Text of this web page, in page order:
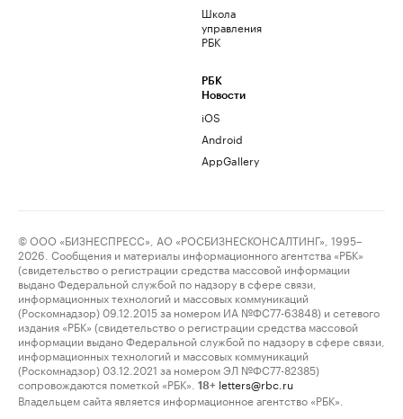
Школа
управления
РБК
РБК
Новости
iOS
Android
AppGallery
© ООО «БИЗНЕСПРЕСС», АО «РОСБИЗНЕСКОНСАЛТИНГ», 1995–
2026. Сообщения и материалы информационного агентства «РБК»
(свидетельство о регистрации средства массовой информации
выдано Федеральной службой по надзору в сфере связи,
информационных технологий и массовых коммуникаций
(Роскомнадзор) 09.12.2015 за номером ИА №ФС77-63848) и сетевого
издания «РБК» (свидетельство о регистрации средства массовой
информации выдано Федеральной службой по надзору в сфере связи,
информационных технологий и массовых коммуникаций
(Роскомнадзор) 03.12.2021 за номером ЭЛ №ФС77-82385)
сопровождаются пометкой «РБК».
18+ letters@rbc.ru
Владельцем сайта является информационное агентство «РБК».